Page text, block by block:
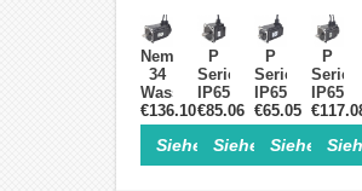
12,95V
2
Phasen
86×86mm
Phasen
1.8
Grad
8.5
Nm
6.0A
Hybrid
Schrittmotor
4
Phasen
1.8
Grad
12
Nm
6.0A
Hybrid
Schrittmotor
4
1.8
Grad
12Nm
6.0A
mit
Nema
34
Wasserdichter
Closed-
Loop-
Schrittmotor
8,5
€136.10
Siehe Einzelheiten>
P
Serie
IP65
Wasserdichter
Nema
34
Schrittmotor
€85.06
Siehe
P
Serie
IP65
Wasserdichter
Nema
24
Schrittmotor
€65.05
Siehe
P
Serie
IP65
Nema
34